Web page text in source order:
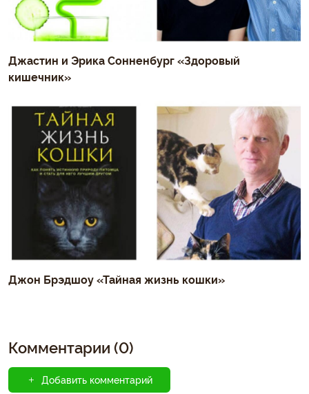
Джастин и Эрика Сонненбург «Здоровый
кишечник»
Джон Брэдшоу «Тайная жизнь кошки»
Комментарии (0)
Добавить комментарий